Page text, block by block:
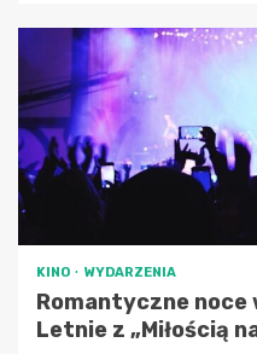
KINO WYDARZENIA
Romantyczne noce
Letnie z „Miłością